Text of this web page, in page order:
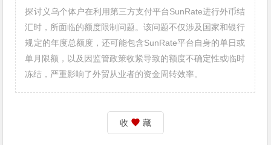
探讨义乌个体户在利用第三方支付平台SunRate进行外币结
汇时，所面临的额度限制问题。该问题不仅涉及国家和银行
规定的年度总额度，还可能包含SunRate平台自身的单日或
单月限额，以及因监管政策收紧导致的额度不确定性或临时
冻结，严重影响了外贸从业者的资金周转效率。
收 藏